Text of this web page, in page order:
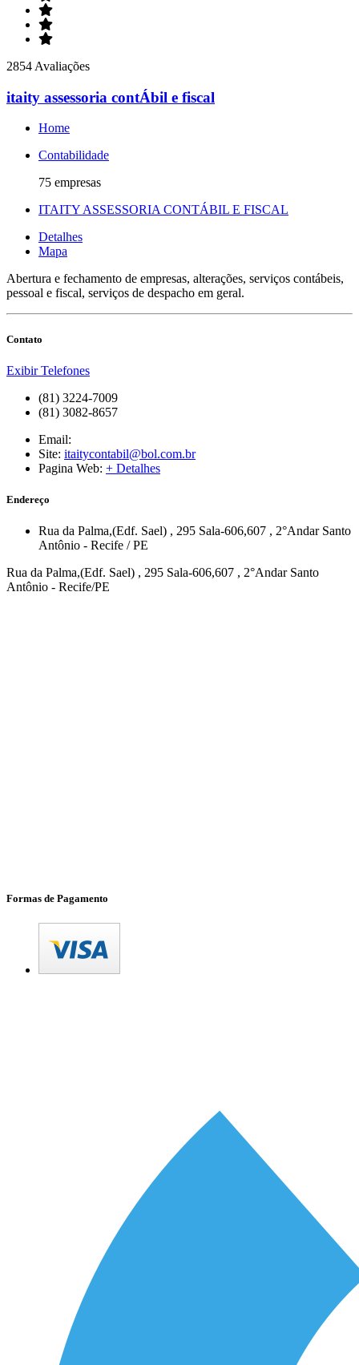
2854 Avaliações
itaity assessoria contÁbil e fiscal
Home
Contabilidade
75 empresas
ITAITY ASSESSORIA CONTÁBIL E FISCAL
Detalhes
Mapa
Abertura e fechamento de empresas, alterações, serviços contábeis,
pessoal e fiscal, serviços de despacho em geral.
Contato
Exibir Telefones
(81) 3224-7009
(81) 3082-8657
Email:
Site: itaitycontabil@bol.com.br
Pagina Web: + Detalhes
Endereço
Rua da Palma,(Edf. Sael) , 295 Sala-606,607 , 2°Andar Santo
Antônio - Recife /PE
Rua da Palma,(Edf. Sael) , 295 Sala-606,607 , 2°Andar Santo
Antônio - Recife/PE
Formas de Pagamento